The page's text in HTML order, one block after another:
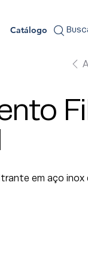
Catálogo
em aço inox